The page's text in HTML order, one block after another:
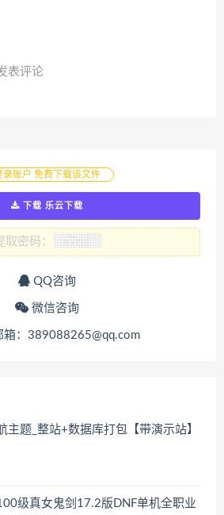
表评论
录账户 免费下载该文件
下载 乐云下载
取密码：
QQ咨询
微信咨询
箱：389088265@qq.com
主题_整站+数据库打包【带演示站】
级真女鬼剑17.2版DNF单机全职业